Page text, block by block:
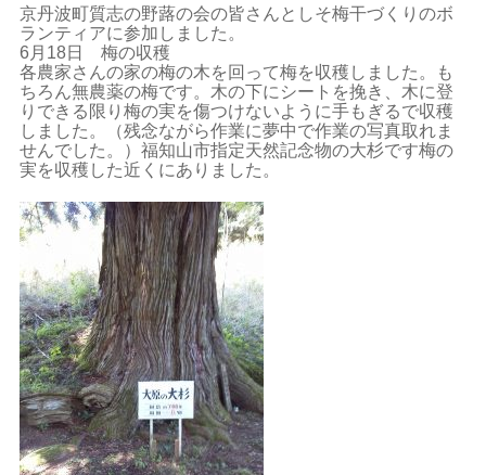
京丹波町質志の野蕗の会の皆さんとしそ梅干づくりのボ
ランティアに参加しました。
6月18日 梅の収穫
各農家さんの家の梅の木を回って梅を収穫しました。も
ちろん無農薬の梅です。木の下にシートを挽き、木に登
りできる限り梅の実を傷つけないように手もぎるで収穫
しました。（残念ながら作業に夢中で作業の写真取れま
せんでした。）福知山市指定天然記念物の大杉です梅の
実を収穫した近くにありました。